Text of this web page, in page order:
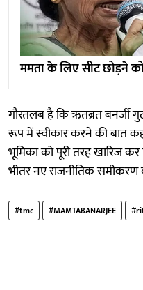
ममता के लिए सीट छोड़ने
गौरतलब है कि ऋतब्रत बनर्जी
रूप में स्वीकार करने की बात
भूमिका को पूरी तरह खारिज
भीतर नए राजनीतिक
#tmc #MAMTABANARJEE